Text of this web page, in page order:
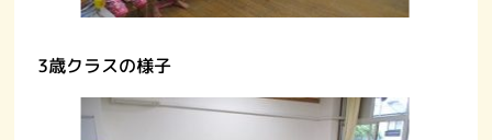
3歳クラスの様子